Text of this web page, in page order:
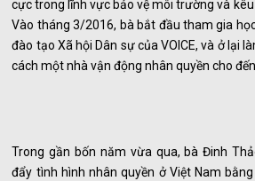
cực trong lĩnh vực bảo vệ môi trường và
Vào tháng 3/2016, bà bắt đầu tham gia
đào tạo Xã hội Dân sự của VOICE, và ở lại
cách một nhà vận động nhân quyền cho
Trong gần bốn năm vừa qua, bà Đinh
đẩy tình hình nhân quyền ở Việt Nam